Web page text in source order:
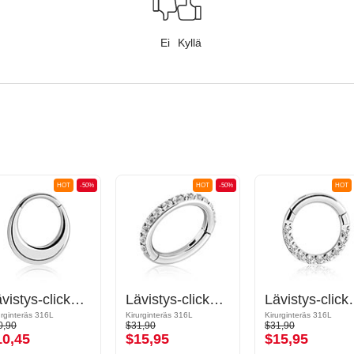
Ei Kyllä
-50%
HOT
Lävistys-clicker (kirurginen teräs, hopea, kiiltävä pinta)
316L
-50%
HOT
Lävistys-clicker (kirurginen teräs, hopea, kiiltävä pinta) kanssa kristallikivet
Kirurginteräs 316L
$31,90
$15,95
HOT
Lävistys-clicker
Kirurginteräs 316L
$31,90
$15,95